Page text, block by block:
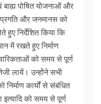
बाह्य पोषित योजनाओं और
और जनमानस को
हुए निर्देशित किया कि
में रखते हुए निर्माण
को समय से पूर्ण
लायें। उन्होंने सभी
निर्माण कार्यों से संबंधित
इत्यादि को समय से पूर्ण